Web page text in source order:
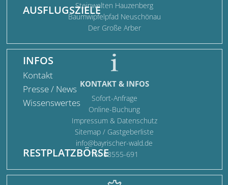
AUSFLUGSZIELE
INFOS
Kontakt
Presse / News
Wissenswertes
RESTPLATZBÖRSE
Steinwelten Hauzenberg
Baumwipfelpfad Neuschönau
Der Große Arber
KONTAKT & INFOS
Sofort-Anfrage
Online-Buchung
Impressum & Datenschutz
Sitemap / Gastgeberliste
info@bayrischer-wald.de
Tel. 08555-691